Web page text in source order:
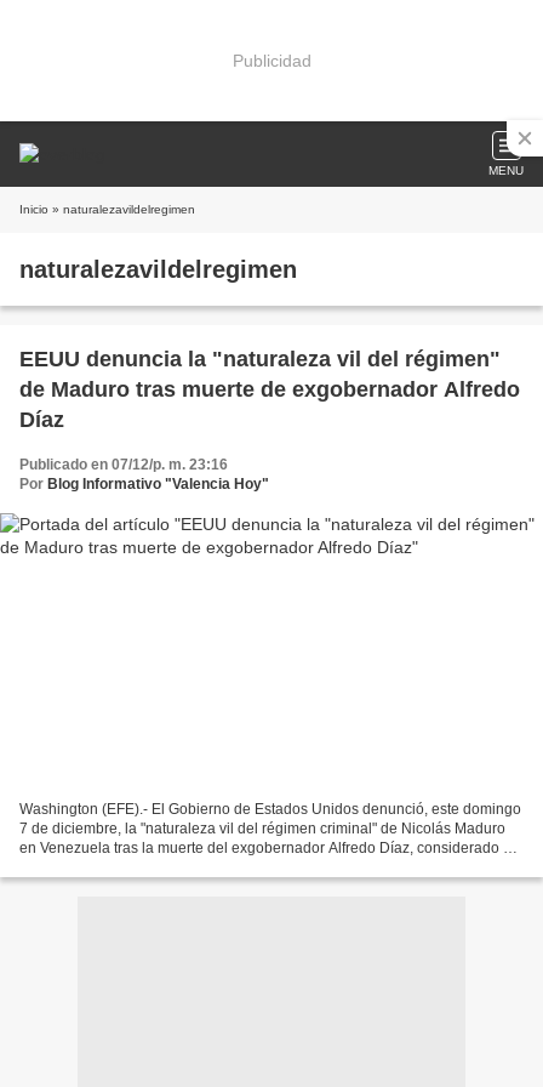
Publicidad
MENU
Inicio » naturalezavildelregimen
naturalezavildelregimen
EEUU denuncia la "naturaleza vil del régimen"
de Maduro tras muerte de exgobernador Alfredo
Díaz
Publicado en 07/12/p. m. 23:16
Por Blog Informativo "Valencia Hoy"
Washington (EFE).- El Gobierno de Estados Unidos denunció, este domingo
7 de diciembre, la "naturaleza vil del régimen criminal" de Nicolás Maduro
en Venezuela tras la muerte del exgobernador Alfredo Díaz, considerado un